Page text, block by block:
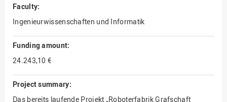
Faculty:
Ingenieurwissenschaften und Informatik
Funding amount:
24.243,10 €
Project summary:
Das bereits laufende Projekt „Roboterfabrik Grafschaft